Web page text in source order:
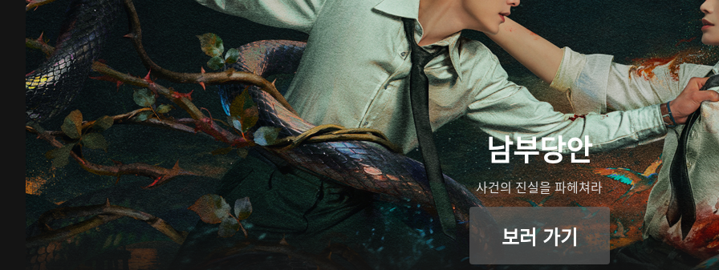
남부당안
사건의 진실을 파헤쳐라
보러 가기